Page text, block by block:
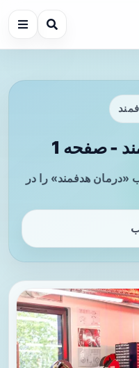
- صفحه 1
«درمان هدفمند» را در